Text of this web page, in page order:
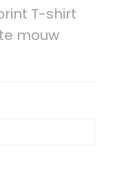
T-shirt
mouw